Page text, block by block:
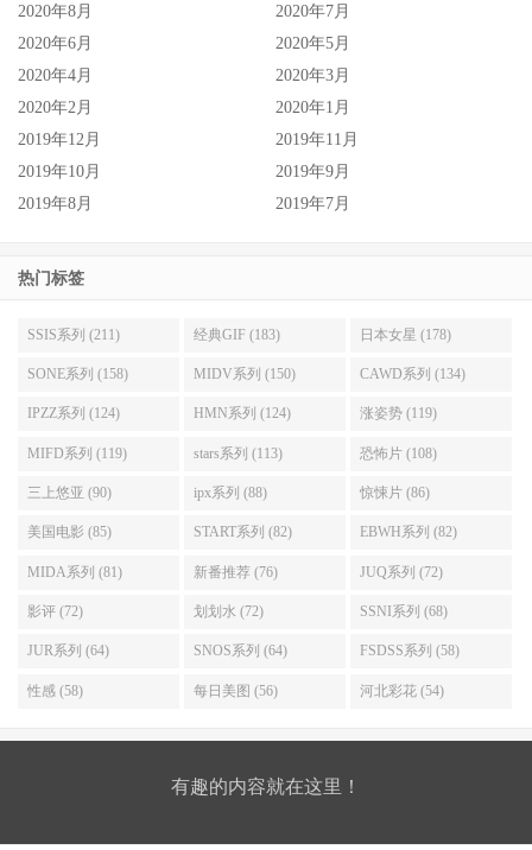
2020年8月
2020年7月
2020年6月
2020年5月
2020年4月
2020年3月
2020年2月
2020年1月
2019年12月
2019年11月
2019年10月
2019年9月
2019年8月
2019年7月
热门标签
SSIS系列 (211) 经典GIF (183) 日本女星 (178)
SONE系列 (158) MIDV系列 (150) CAWD系列 (134)
IPZZ系列 (124) HMN系列 (124) 涨姿势 (119)
MIFD系列 (119) stars系列 (113) 恐怖片 (108)
三上悠亚 (90) ipx系列 (88) 惊悚片 (86)
美国电影 (85) START系列 (82) EBWH系列 (82)
MIDA系列 (81) 新番推荐 (76) JUQ系列 (72)
影评 (72) 划划水 (72) SSNI系列 (68)
JUR系列 (64) SNOS系列 (64) FSDSS系列 (58)
性感 (58) 每日美图 (56) 河北彩花 (54)
有趣的内容就在这里！